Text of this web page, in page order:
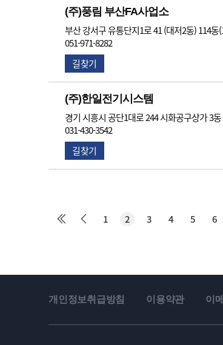
(주)풍림 부산FA사업소
부산 강서구 유통단지1로 41 (대저2동) 114동
051-971-8282
길찾기
(주)한일전기시스템
경기 시흥시 공단1대로 244 시화공구상가 3
031-430-3542
길찾기
1 2 3 4 5 6
개인정보취급방침 이용약관 이